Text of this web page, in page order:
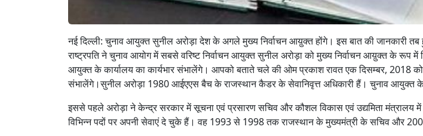
नई दिल्ली: चुनाव आयुक्त सुनील अरोड़ा देश के अगले मुख्य निर्वाचन आय़ुक्त होंगे। इस बात की जानकारी
राष्ट्रपति ने चुनाव आयोग में सबसे वरिष्ट निर्वाचन आयुक्त सुनील अरोड़ा को मुख्य निर्वाचन आय़ुक्त के रूप
आयुक्‍त के कार्यालय का कार्यभार संभालेंगे। आपको बताते चले की ओम प्रकाश रावत एक दिसम्‍बर, 2018
संभालेंगे।सुनील अरोड़ा 1980 आईएएस बैच के राजस्थान कैडर के सेवानिवृत्त अधिकारी हैं। चुनाव आयुक्त
इससे पहले अरोड़ा ने केन्द्र सरकार में सूचना एवं प्रसारण सचिव और कौशल विकास एवं उद्यमिता
विभिन्न पदों पर अपनी सेवाएं दे चुके हैं। वह 1993 से 1998 तक राजस्थान के मुख्यमंत्री के सचिव और